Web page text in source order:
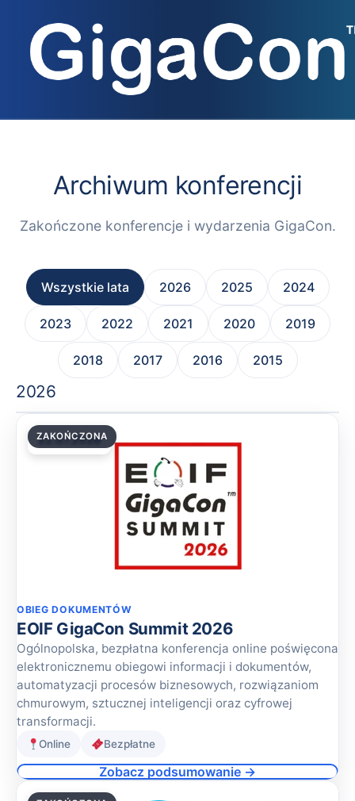
treści
Archiwum konferencji
Zakończone konferencje i wydarzenia GigaCon.
Wszystkie lata 2026 2025 2024
2023 2022 2021 2020 2019
2018 2017 2016 2015
2026
22.07.2026
ZAKOŃCZONA
OBIEG DOKUMENTÓW
EOIF GigaCon Summit 2026
Ogólnopolska, bezpłatna konferencja online poświęcona
elektronicznemu obiegowi informacji i dokumentów,
automatyzacji procesów biznesowych, rozwiązaniom
chmurowym, sztucznej inteligencji oraz cyfrowej
transformacji.
Online Bezpłatne
Zobacz podsumowanie →